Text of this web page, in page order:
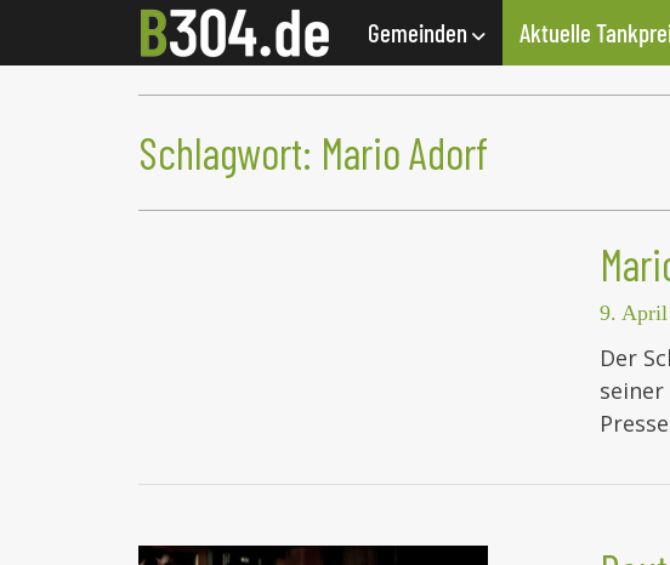
Gemeinden Aktuelle
Schlagwort: Mario Adorf
9. April
Der